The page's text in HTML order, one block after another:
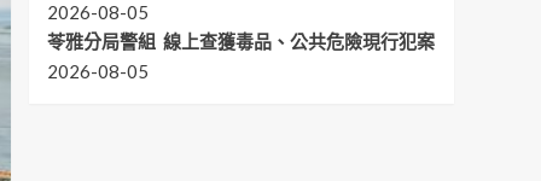
2026-08-05
苓雅分局警組 線上查獲毒品、公共危險現行犯案
2026-08-05